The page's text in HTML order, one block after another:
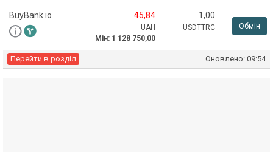
BuyBank.io 45,84
UAH
Мін: 1 128 750,00
1,00
USDTTRC Обмін
Перейти в розділ Оновлено: 09:54